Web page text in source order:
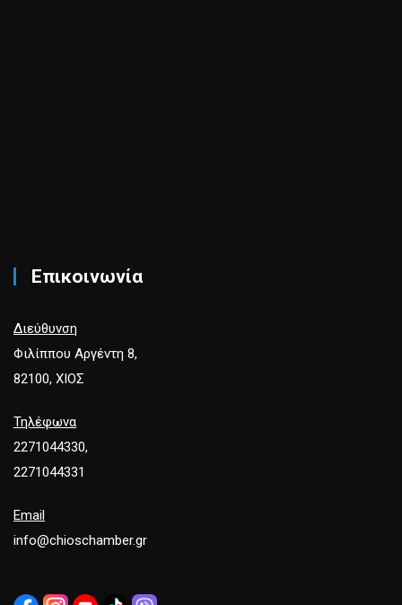
Επικοινωνία
Διεύθυνση
Φιλίππου Αργέντη 8,
82100, ΧΙΟΣ
Τηλέφωνα
2271044330,
2271044331
Email
info@chioschamber.gr